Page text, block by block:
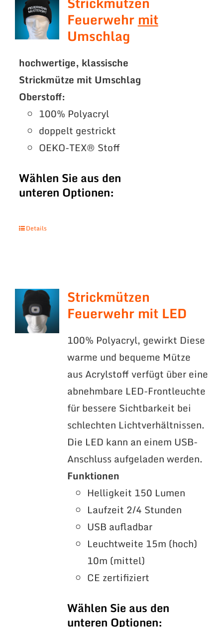
Feuerwehr mit
Umschlag
hochwertige, klassische
Strickmütze mit Umschlag
Oberstoff:
100% Polyacryl
doppelt gestrickt
OEKO-TEX® Stoff
Wählen Sie aus den
unteren Optionen:
Details
Strickmützen
Feuerwehr mit LED
100% Polyacryl, gewirkt Diese
warme und bequeme Mütze
aus Acrylstoff verfügt über eine
abnehmbare LED-Frontleuchte
für bessere Sichtbarkeit bei
schlechten Lichtverhältnissen.
Die LED kann an einem USB-
Anschluss aufgeladen werden.
Funktionen
Helligkeit 150 Lumen
Laufzeit 2/4 Stunden
USB aufladbar
Leuchtweite 15m (hoch)
10m (mittel)
CE zertifiziert
Wählen Sie aus den
unteren Optionen: